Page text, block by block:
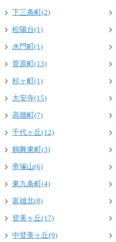
下三条町(2)
松陽台(1)
水門町(1)
菅原町(13)
杉ヶ町(1)
大安寺(15)
高畑町(7)
千代ヶ丘(12)
鶴舞東町(3)
帝塚山(6)
東九条町(4)
富雄北(8)
登美ヶ丘(17)
中登美ヶ丘(9)